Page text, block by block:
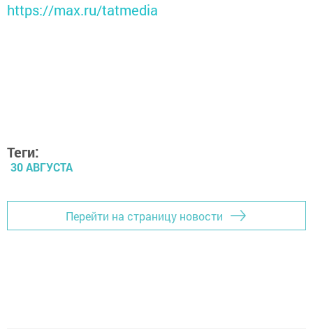
https://max.ru/tatmedia
Теги:
30 АВГУСТА
Перейти на страницу новости